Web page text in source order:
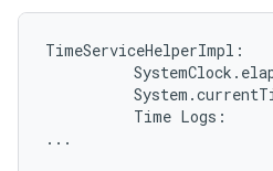
TimeServiceHelperImpl:
          Time Logs:
...